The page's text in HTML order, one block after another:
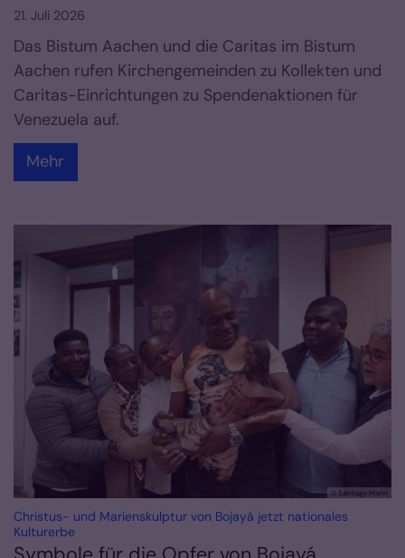
21. Juli 2026
Das Bistum Aachen und die Caritas im Bistum
Aachen rufen Kirchengemeinden zu Kollekten und
Caritas-Einrichtungen zu Spendenaktionen für
Venezuela auf.
Mehr
© Santiago Marín
Christus- und Marienskulptur von Bojayá jetzt nationales
Kulturerbe